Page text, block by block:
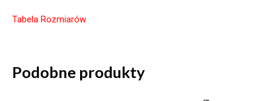
Tabela Rozmiarów
Podobne produkty